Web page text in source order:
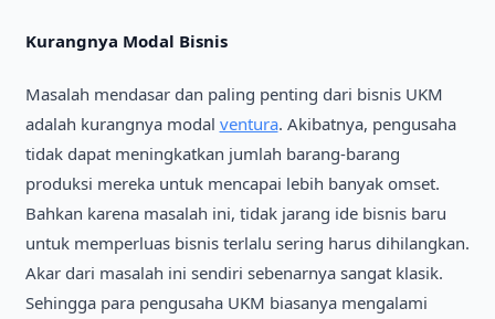
Kurangnya Modal Bisnis
Masalah mendasar dan paling penting dari bisnis UKM
adalah kurangnya modal ventura. Akibatnya, pengusaha
tidak dapat meningkatkan jumlah barang-barang
produksi mereka untuk mencapai lebih banyak omset.
Bahkan karena masalah ini, tidak jarang ide bisnis baru
untuk memperluas bisnis terlalu sering harus dihilangkan.
Akar dari masalah ini sendiri sebenarnya sangat klasik.
Sehingga para pengusaha UKM biasanya mengalami